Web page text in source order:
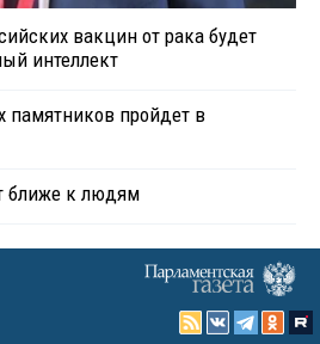
вакцин от рака будет
интеллект
памятников пройдет в
ближе к людям